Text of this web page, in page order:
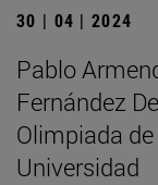
30 | 04 | 2024
Pablo
Fernández
Olimpiada
Universidad